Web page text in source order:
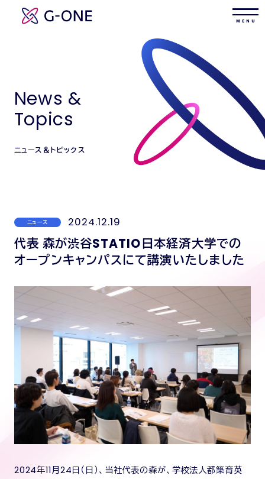
M E N U
News &
Topics
ニュース＆トピックス
ニュース 2024.12.19
代表 森が渋谷STATIO日本経済大学での
オープンキャンパスにて講演いたしました
2024年11月24日（日）、当社代表の森が、学校法人都築育英